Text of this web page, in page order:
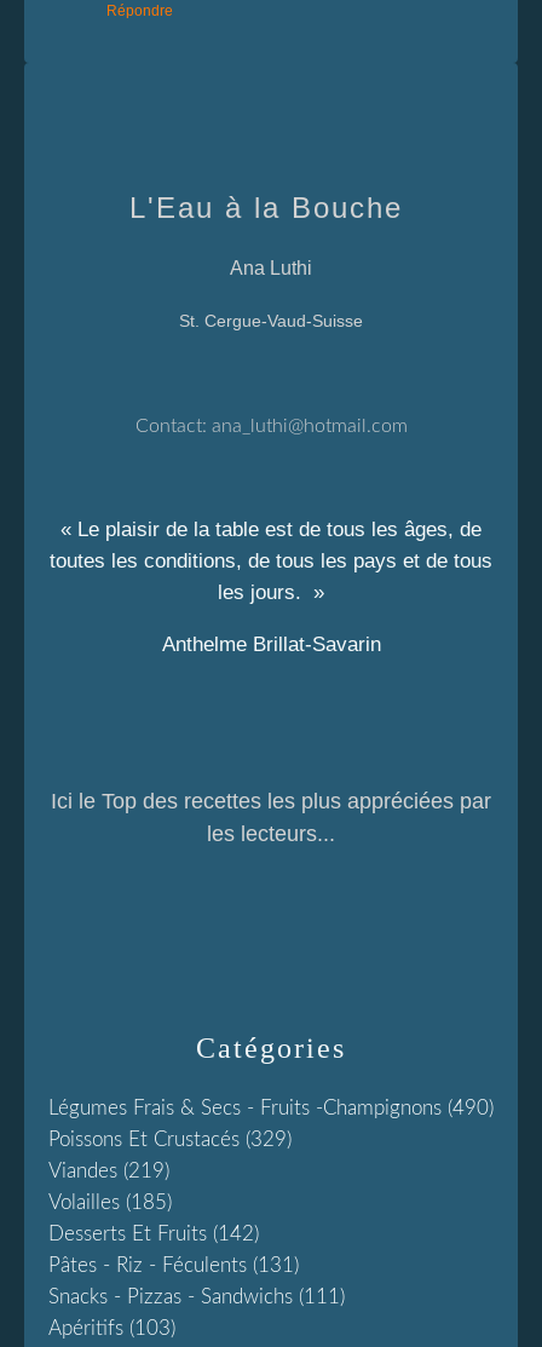
Répondre
Catégories
Légumes Frais & Secs - Fruits -champignons (490)
Poissons Et Crustacés (329)
Viandes (219)
Volailles (185)
Desserts Et Fruits (142)
Pâtes - Riz - Féculents (131)
Snacks - Pizzas - Sandwichs (111)
Apéritifs (103)
L'Eau à la Bouche
Ana Luthi
St. Cergue-Vaud-Suisse
Contact: ana_luthi@hotmail.com
« Le plaisir de la table est de tous les âges, de
toutes les conditions, de tous les pays et de tous
les jours. »
Anthelme Brillat-Savarin
Ici le Top des recettes les plus appréciées par
les lecteurs...